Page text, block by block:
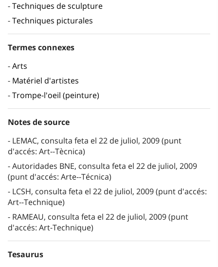
Techniques de sculpture
Techniques picturales
Termes connexes
Arts
Matériel d'artistes
Trompe-l'oeil (peinture)
Notes de source
LEMAC, consulta feta el 22 de juliol, 2009 (punt
d'accés: Art--Tècnica)
Autoridades BNE, consulta feta el 22 de juliol, 2009
(punt d'accés: Arte--Técnica)
LCSH, consulta feta el 22 de juliol, 2009 (punt d'accés:
Art--Technique)
RAMEAU, consulta feta el 22 de juliol, 2009 (punt
d'accés: Art-Technique)
Tesaurus